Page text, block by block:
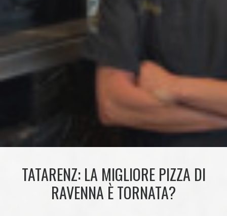
TATARENZ: LA MIGLIORE PIZZA DI
RAVENNA È TORNATA?